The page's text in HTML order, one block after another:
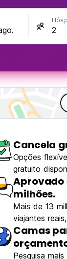
Cancela
Opções
gratuito
Aprovado
milhões.
Mais de 13
viajantes
Camas
Pesquisa